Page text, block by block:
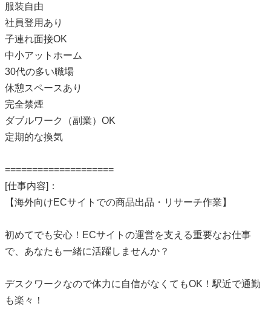
服装自由
社員登用あり
子連れ面接OK
中小アットホーム
30代の多い職場
休憩スペースあり
完全禁煙
ダブルワーク（副業）OK
定期的な換気
====================
[仕事内容]：
【海外向けECサイトでの商品出品・リサーチ作業】
初めてでも安心！ECサイトの運営を支える重要なお仕事
で、あなたも一緒に活躍しませんか？
デスクワークなので体力に自信がなくてもOK！駅近で通勤
も楽々！